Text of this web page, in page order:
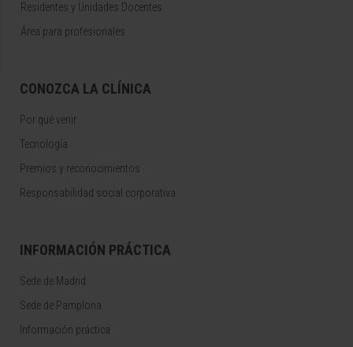
Residentes y Unidades Docentes
Área para profesionales
CONOZCA LA CLÍNICA
Por qué venir
Tecnología
Premios y reconocimientos
Responsabilidad social corporativa
INFORMACIÓN PRÁCTICA
Sede de Madrid
Sede de Pamplona
Información práctica